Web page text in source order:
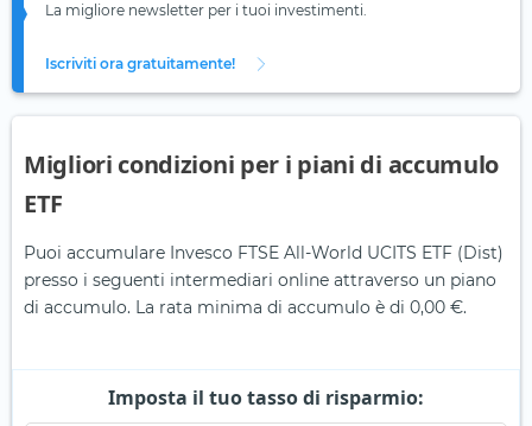
La migliore newsletter per i tuoi investimenti.
Iscriviti ora gratuitamente!
Migliori condizioni per i piani di accumulo
ETF
Puoi accumulare Invesco FTSE All-World UCITS ETF (Dist)
presso i seguenti intermediari online attraverso un piano
di accumulo. La rata minima di accumulo è di 0,00 €.
Imposta il tuo tasso di risparmio: